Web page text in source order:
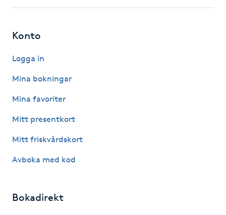
Hatha Yoga
Headspa
Herrklippning
Konto
Logga in
Mina bokningar
Mina favoriter
Mitt presentkort
Mitt friskvårdskort
Avboka med kod
Bokadirekt